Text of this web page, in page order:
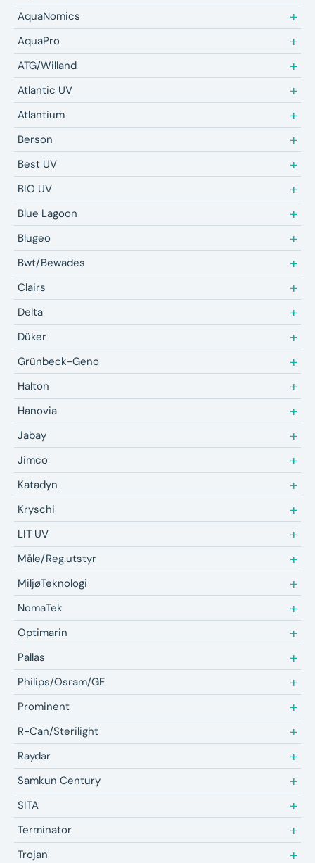
AquaNomics
AquaPro
ATG/Willand
Atlantic UV
Atlantium
Berson
Best UV
BIO UV
Blue Lagoon
Blugeo
Bwt/Bewades
Clairs
Delta
Düker
Grünbeck-Geno
Halton
Hanovia
Jabay
Jimco
Katadyn
Kryschi
LIT UV
Måle/Reg.utstyr
MiljøTeknologi
NomaTek
Optimarin
Pallas
Philips/Osram/GE
Prominent
R-Can/Sterilight
Raydar
Samkun Century
SITA
Terminator
Trojan